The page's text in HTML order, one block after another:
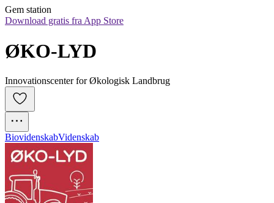
Gem station
Download gratis fra App Store
ØKO-LYD
Innovationscenter for Økologisk Landbrug
BiovidenskabVidenskab